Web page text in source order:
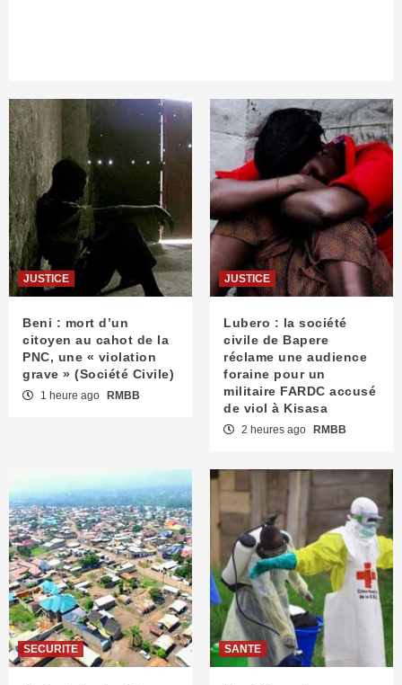
JUSTICE
Beni : mort d’un
citoyen au cahot de la
PNC, une « violation
grave » (Société Civile)
1 heure ago RMBB
JUSTICE
Lubero : la société
civile de Bapere
réclame une audience
foraine pour un
militaire FARDC accusé
de viol à Kisasa
2 heures ago RMBB
SECURITE SANTE